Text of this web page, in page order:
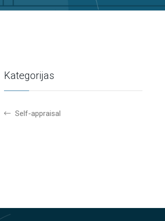
Kategorijas
Self-appraisal